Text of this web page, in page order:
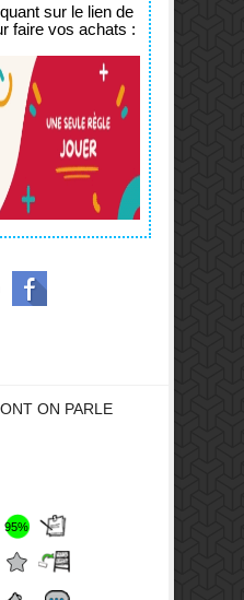
sur le lien de
faire vos achats :
ON PARLE
95%